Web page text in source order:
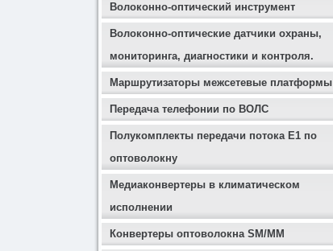
Волоконно-оптический инструмент
Волоконно-оптические датчики охраны,
мониторинга, диагностики и контроля.
Маршрутизаторы межсетевые платформы
Передача телефонии по ВОЛС
Полукомплекты передачи потока E1 по
оптоволокну
Медиаконвертеры в климатическом
исполнении
Конвертеры оптоволокна SM/MM